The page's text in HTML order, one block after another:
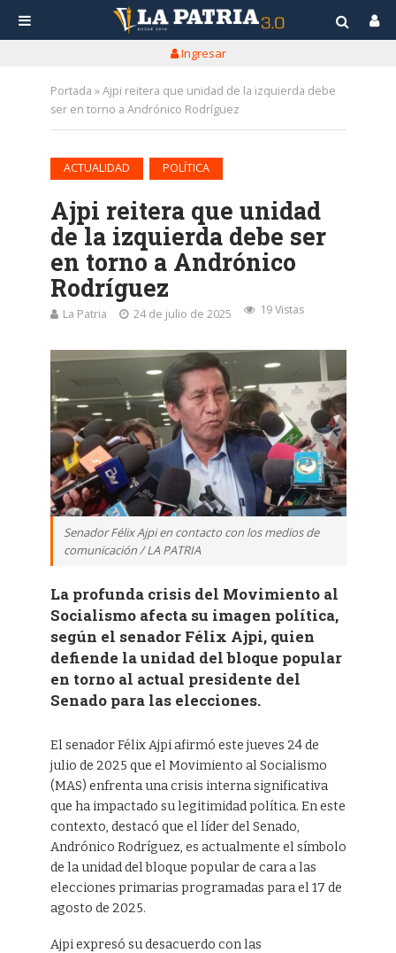
Ingresar
Portada »Ajpi reitera que unidad de la izquierda debe
ser en torno a Andrónico Rodríguez
ACTUALIDAD POLÍTICA
Ajpi reitera que unidad
de la izquierda debe ser
en torno a Andrónico
Rodríguez
La Patria 24 de julio de 2025 19 Vistas
Senador Félix Ajpi en contacto con los medios de
comunicación / LA PATRIA
La profunda crisis del Movimiento al
Socialismo afecta su imagen política,
según el senador Félix Ajpi, quien
defiende la unidad del bloque popular
en torno al actual presidente del
Senado para las elecciones.
El senador Félix Ajpi afirmó este jueves 24 de
julio de 2025 que el Movimiento al Socialismo
(MAS) enfrenta una crisis interna significativa
que ha impactado su legitimidad política. En este
contexto, destacó que el líder del Senado,
Andrónico Rodríguez, es actualmente el símbolo
de la unidad del bloque popular de cara a las
elecciones primarias programadas para el 17 de
agosto de 2025.
Ajpi expresó su desacuerdo con las